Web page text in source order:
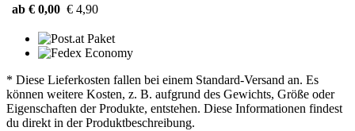
ab € 0,00 € 4,90
* Diese Lieferkosten fallen bei einem Standard-Versand an. Es
können weitere Kosten, z. B. aufgrund des Gewichts, Größe oder
Eigenschaften der Produkte, entstehen. Diese Informationen findest
du direkt in der Produktbeschreibung.